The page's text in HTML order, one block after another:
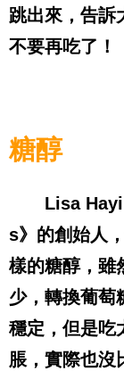
跳出來，告訴
不要再吃了！
糖醇
Lisa
s》的創始人
樣的糖醇，雖
少，轉換葡萄
穩定，但是吃
脹，實際也沒